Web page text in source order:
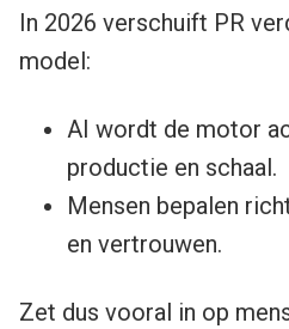
In 2026 verschuift PR
model:
AI wordt de motor
productie en schaal.
Mensen bepalen
en vertrouwen.
Zet dus vooral in op